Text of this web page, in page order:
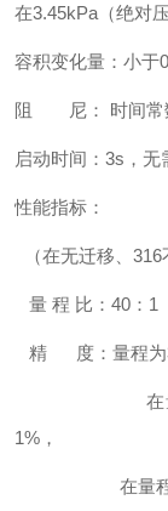
在3.45kPa（绝对
容积变化量：小于
阻 尼： 时间常数
启动时间：3s，无
性能指标：
（在无迁移、316
量 程 比：40：1
精 度：量程为
在量程比为
1%，
在量程比为10